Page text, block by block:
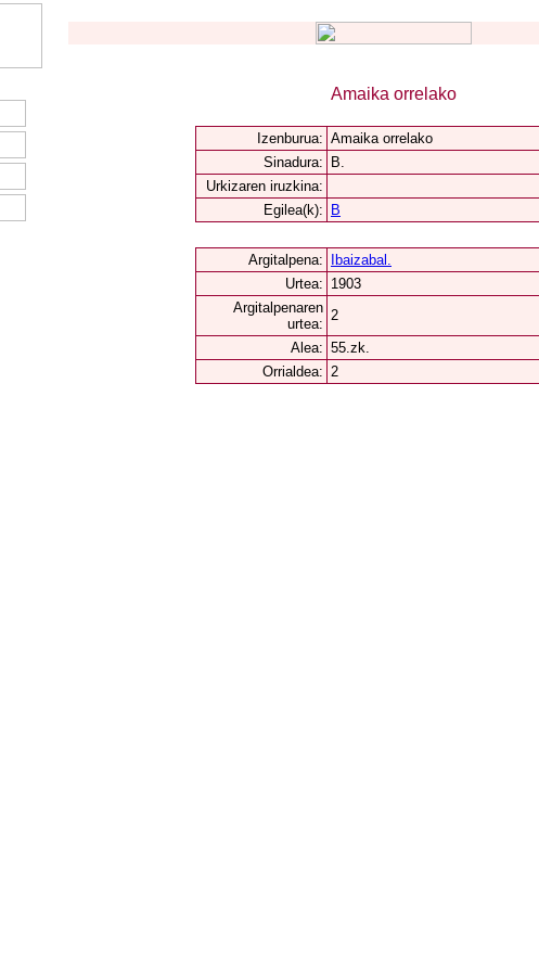
Amaika orrelako
Izenburua: Amaika orrelako
Sinadura:
B.
Urkizaren iruzkina:
Egilea(k):
B
Argitalpena:
Ibaizabal.
Urtea: 1903
Argitalpenaren
urtea:
2
Alea: 55.zk.
Orrialdea: 2